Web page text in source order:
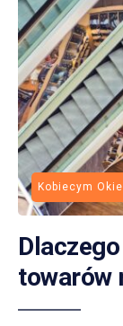
Kobiecym
towarów